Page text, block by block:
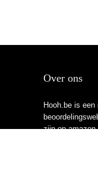
Over ons
Hooh.be is
zijn op amazon